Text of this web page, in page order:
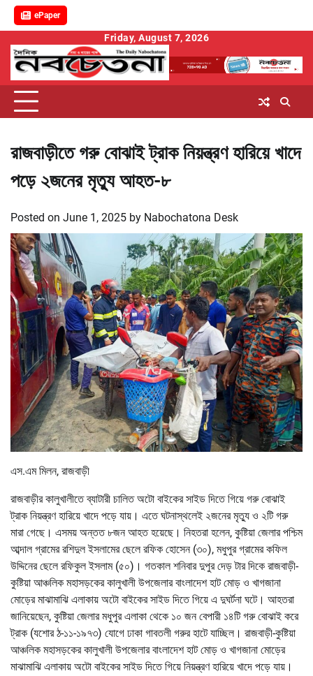
ePaper
content
Friday, August 7, 2026
রাজবাড়ীতে গরু বোঝাই ট্রাক নিয়ন্ত্রণ হারিয়ে খাদে
পড়ে ২জনের মৃত্যু আহত-৮
Posted on June 1, 2025 by Nabochatona Desk
এস.এম মিলন, রাজবাড়ী
রাজবাড়ীর কালুখালীতে ব্যাটারী চালিত অটো বাইকের সাইড দিতে গিয়ে গরু বোঝাই
ট্রাক নিয়ন্ত্রণ হারিয়ে খাদে পড়ে যায়। এতে ঘটনাস্থলেই ২জনের মৃত্যু ও ২টি গরু
মারা গেছে। এসময় অন্তত ৮জন আহত হয়েছে। নিহতরা হলেন, কুষ্টিয়া জেলার পশ্চিম
আব্দাল গ্রামের রশিদুল ইসলামের ছেলে রফিক হোসেন (৩০), মধুপুর গ্রামের কফিল
উদ্দিনের ছেলে রফিকুল ইসলাম (৫০)। গতকাল শনিবার দুপুর দেড় টার দিকে রাজবাড়ী-
কুষ্টিয়া আঞ্চলিক মহাসড়কের কালুখালী উপজেলার বাংলাদেশ হাট মোড় ও খাগজানা
মোড়ের মাঝামাঝি এলাকায় অটো বাইকের সাইড দিতে গিয়ে এ দুঘর্টনা ঘটে। আহতরা
জানিয়েছেন, কুষ্টিয়া জেলার মধুপুর এলাকা থেকে ১০ জন বেপারী ১৪টি গরু বোঝাই করে
ট্রাক (যশোর ঠ-১১-১৯৭৩) যোগে ঢাকা গাবতলী গরুর হাটে যাচ্ছিল। রাজবাড়ী-কুষ্টিয়া
আঞ্চলিক মহাসড়কের কালুখালী উপজেলার বাংলাদেশ হাট মোড় ও খাগজানা মোড়ের
মাঝামাঝি এলাকায় অটো বাইকের সাইড দিতে গিয়ে নিয়ন্ত্রণ হারিয়ে খাদে পড়ে যায়।